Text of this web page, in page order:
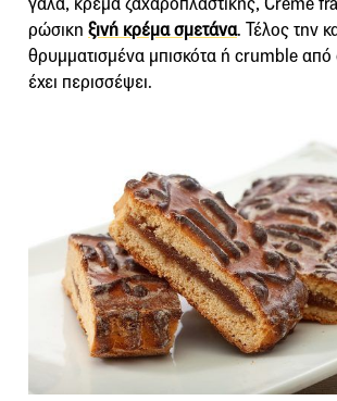
ρώσικη ξινή κρέμα σμετάνα. Τέλος την
θρυμματισμένα μπισκότα ή crumble από
έχει περισσέψει.